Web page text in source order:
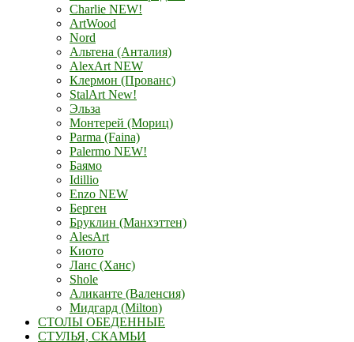
Charlie NEW!
ArtWood
Nord
Альтена (Анталия)
AlexArt NEW
Клермон (Прованс)
StalArt New!
Эльза
Монтерей (Мориц)
Parma (Faina)
Palermo NEW!
Баямо
Idillio
Enzo NEW
Берген
Бруклин (Манхэттен)
AlesArt
Киото
Ланс (Ханс)
Shole
Аликанте (Валенсия)
Мидгард (Milton)
СТОЛЫ ОБЕДЕННЫЕ
СТУЛЬЯ, СКАМЬИ